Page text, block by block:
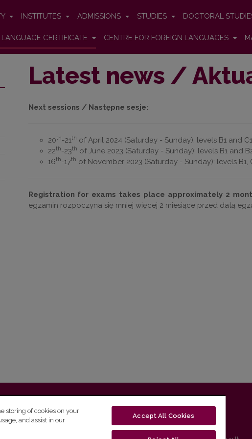
INSTITUTES ADMISSIONS STUDIES DOCTORAL
LANGUAGE CERTIFICATE CENTRE FOR FOREIGN LANGUAGES
Latest news /
Next sessions / Następne sesje:
20th-21th of April 2024 (Saturday - Sunday): levels B1 and
22th-23th of June 2023 (Saturday - Sunday): levels B1 and
16th-17th of November 2023 (Saturday - Sunday): levels B1,
Registration for exams takes place approximately 2
egzamin rozpoczyna się mniej więcej 2 miesiące przed datą
st., LT-01131 Vilnius, Lithuania
and timetables) tel. (0 5) 268 7208 | e-mailstudijos@flf.vu.lt
storing of cookies on your
and assist in our
Accept All Cookies